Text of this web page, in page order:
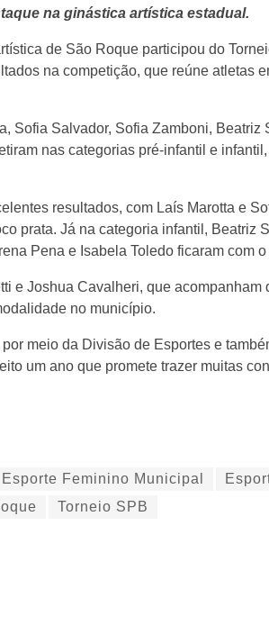
na ginástica artística estadual.
de São Roque participou do
na competição, que reúne atletas
Sofia Salvador, Sofia Zamboni, Beatriz
nas categorias pré-infantil e
resultados, com Laís Marotta e
prata. Já na categoria infantil, Beatriz
Pena e Isabela Toledo ficaram com
e Joshua Cavalheri, que acompanham
no município.
meio da Divisão de Esportes e
um ano que promete trazer muitas
Esporte Feminino Municipal
Torneio SPB